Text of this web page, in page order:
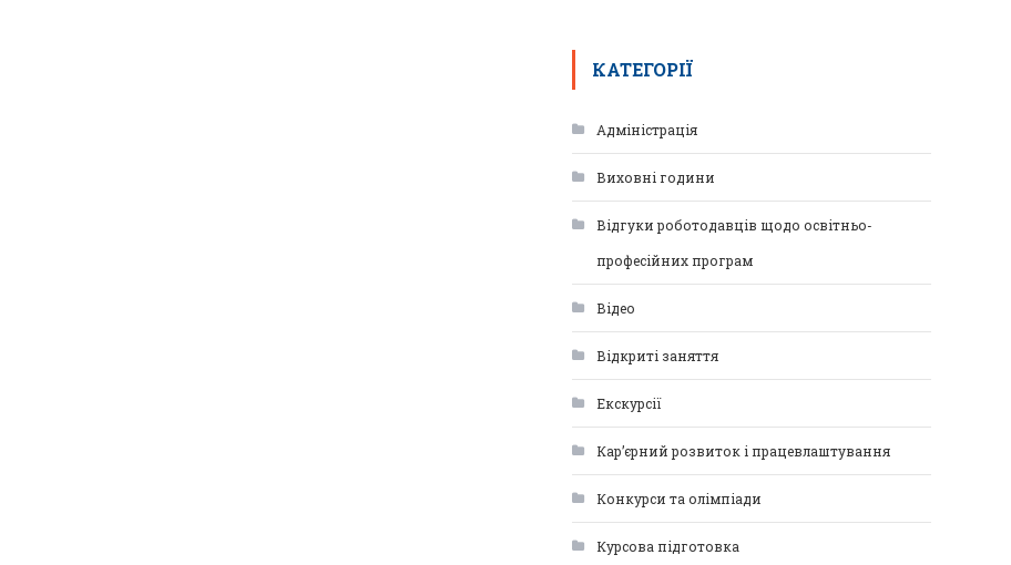
КАТЕГОРІЇ
Адміністрація
Виховні години
Відгуки роботодавців щодо освітньо-
професійних програм
Відео
Відкриті заняття
Екскурсії
Кар’єрний розвиток і працевлаштування
Конкурси та олімпіади
Курсова підготовка